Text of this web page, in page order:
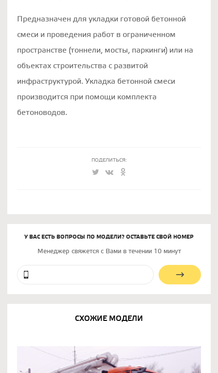
Предназначен для укладки готовой бетонной
смеси и проведения работ в ограниченном
пространстве (тоннели, мосты, паркинги) или на
объектах строительства с развитой
инфраструктурой. Укладка бетонной смеси
производится при помощи комплекта
бетоноводов.
ПОДЕЛИТЬСЯ:
У ВАС ЕСТЬ ВОПРОСЫ ПО МОДЕЛИ? ОСТАВЬТЕ СВОЙ НОМЕР
Менеджер свяжется с Вами в течении 10 минут
СХОЖИЕ МОДЕЛИ